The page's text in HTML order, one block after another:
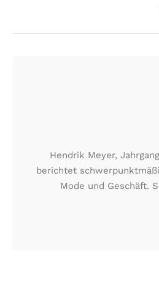
Hendrik Meyer,
berichtet
Mode und Geschäft.